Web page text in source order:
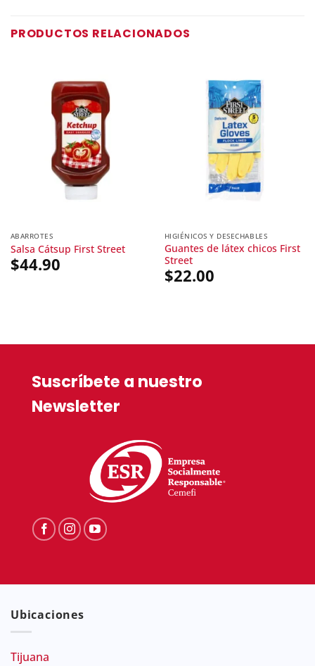
PRODUCTOS RELACIONADOS
ABARROTES
Salsa Cátsup First Street
$44.90
HIGIÉNICOS Y DESECHABLES
Guantes de látex chicos First
Street
$22.00
Suscríbete a nuestro
Newsletter
Ubicaciones
Tijuana